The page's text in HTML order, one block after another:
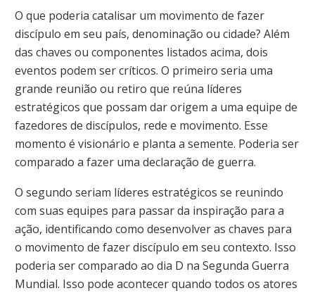
O que poderia catalisar um movimento de fazer
discípulo em seu país, denominação ou cidade? Além
das chaves ou componentes listados acima, dois
eventos podem ser críticos. O primeiro seria uma
grande reunião ou retiro que reúna líderes
estratégicos que possam dar origem a uma equipe de
fazedores de discípulos, rede e movimento. Esse
momento é visionário e planta a semente. Poderia ser
comparado a fazer uma declaração de guerra.
O segundo seriam líderes estratégicos se reunindo
com suas equipes para passar da inspiração para a
ação, identificando como desenvolver as chaves para
o movimento de fazer discípulo em seu contexto. Isso
poderia ser comparado ao dia D na Segunda Guerra
Mundial. Isso pode acontecer quando todos os atores